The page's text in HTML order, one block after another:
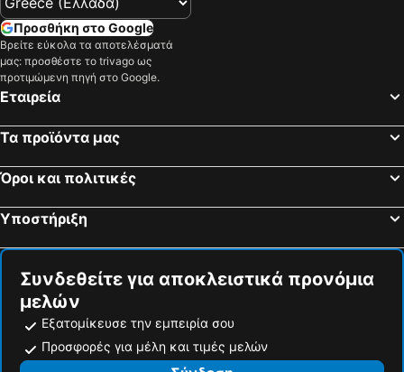
Προσθήκη στο Google
Βρείτε εύκολα τα αποτελέσματά
μας: προσθέστε το trivago ως
προτιμώμενη πηγή στο Google.
Εταιρεία
Τα προϊόντα μας
Όροι και πολιτικές
Υποστήριξη
Συνδεθείτε για αποκλειστικά προνόμια
μελών
Εξατομίκευσε την εμπειρία σου
Προσφορές για μέλη και τιμές μελών